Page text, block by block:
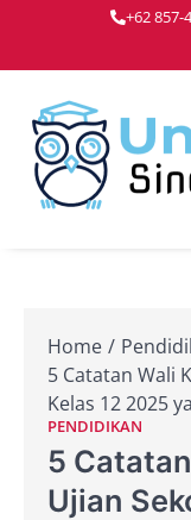
content
+62 857-
Home
5 Catatan Wali
Kelas 12 2025
PENDIDIKAN
5
Ujian